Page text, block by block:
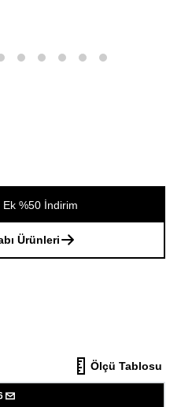
%50 İndirim
Ürünleri
Ölçü Tablosu